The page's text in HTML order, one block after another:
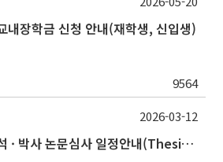
내장학금 신청 안내(재학생, 신입생)
9564
2026학년도 1학기 석 · 박사 논문심사 일정안내(Thesis Defense Schedules)
2026-03-12